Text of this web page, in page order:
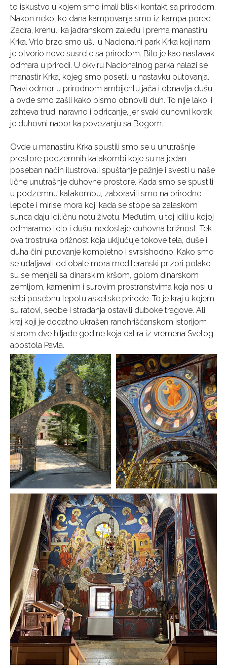
to iskustvo u kojem smo imali bliski kontakt sa prirodom.
Nakon nekoliko dana kampovanja smo iz kampa pored
Zadra, krenuli ka jadranskom zaleđu i prema manastiru
Krka. Vrlo brzo smo ušli u Nacionalni park Krka koji nam
je otvorio nove susrete sa prirodom. Bilo je kao nastavak
odmara u prirodi. U okviru Nacionalnog parka nalazi se
manastir Krka, kojeg smo posetili u nastavku putovanja.
Pravi odmor u prirodnom ambijentu jača i obnavlja dušu,
a ovde smo zašli kako bismo obnovili duh. To nije lako, i
zahteva trud, naravno i odricanje, jer svaki duhovni korak
je duhovni napor ka povezanju sa Bogom.
Ovde u manastiru Krka spustili smo se u unutrašnje
prostore podzemnih katakombi koje su na jedan
poseban način ilustrovali spuštanje pažnje i svesti u naše
lične unutrašnje duhovne prostore. Kada smo se spustili
u podzemnu katakombu, zaboravili smo na prirodne
lepote i mirise mora koji kada se stope sa zalaskom
sunca daju idiličnu notu životu. Međutim, u toj idili u kojoj
odmaramo telo i dušu, nedostaje duhovna brižnost. Tek
ova trostruka brižnost koja uključuje tokove tela, duše i
duha čini putovanje kompletno i svrsishodno. Kako smo
se udaljavali od obale mora mediteranski prizori polako
su se menjali sa dinarskim kršom, golom dinarskom
zemljom, kamenim i surovim prostranstvima koja nosi u
sebi posebnu lepotu asketske prirode. To je kraj u kojem
su ratovi, seobe i stradanja ostavili duboke tragove. Ali i
kraj koji je dodatno ukrašen ranohrišćanskom istorijom
starom dve hiljade godine koja datira iz vremena Svetog
apostola Pavla.